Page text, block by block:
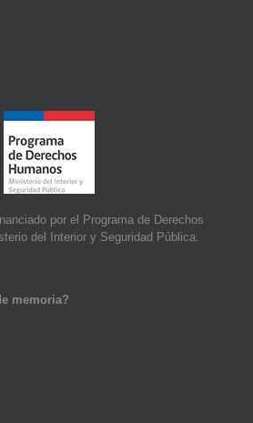
por el Programa de Derechos
del Interior y Seguridad Pública.
memoria?